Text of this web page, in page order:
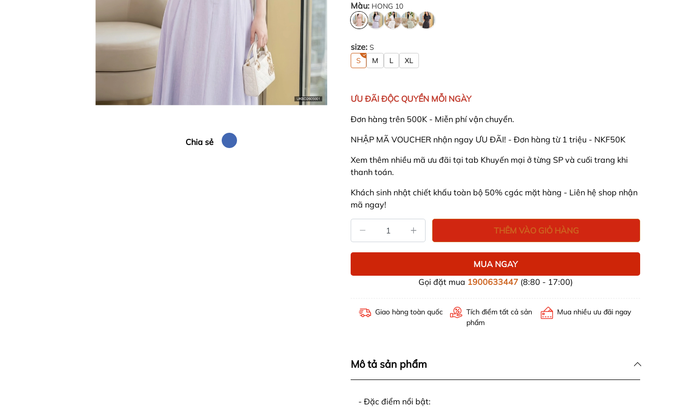
Chia sẻ
Màu: HONG 10
size: S
S
M L XL
ƯU ĐÃI ĐỘC QUYỀN MỖI NGÀY
Đơn hàng trên 500K - Miễn phí vận chuyển.
NHẬP MÃ VOUCHER nhận ngay ƯU ĐÃI! - Đơn hàng từ 1 triệu - NKF50K
Xem thêm nhiều mã ưu đãi tại tab Khuyến mại ở từng SP và cuối trang khi
thanh toán.
Khách sinh nhật chiết khấu toàn bộ 50% cgác mặt hàng - Liên hệ shop nhận
mã ngay!
THÊM VÀO GIỎ HÀNG
MUA NGAY
Gọi đặt mua 1900633447(8:80 - 17:00)
Giao hàng toàn quốc
Tích điểm tất cả sản
phẩm
Mua nhiều ưu đãi ngay
Mô tả sản phẩm
- Đặc điểm nổi bật: